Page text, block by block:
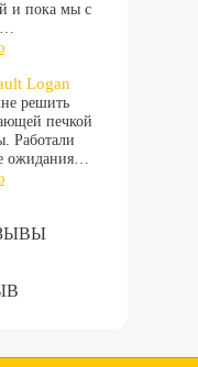
и пока мы с
Logan
решить
печкой
Работали
ожидания…